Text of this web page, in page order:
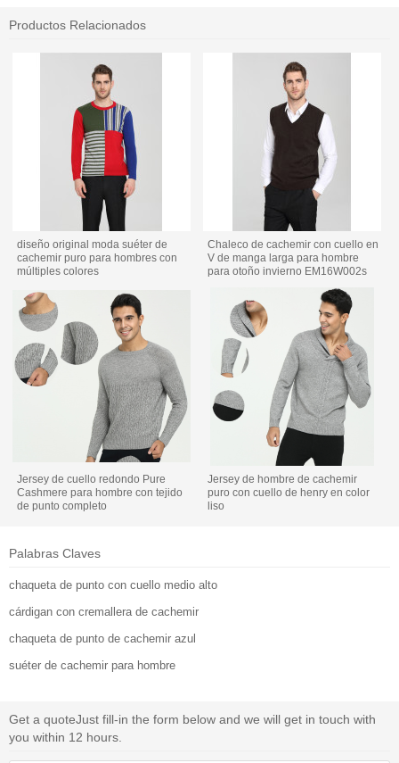
Productos Relacionados
diseño original moda suéter de
cachemir puro para hombres con
múltiples colores
Chaleco de cachemir con cuello en
V de manga larga para hombre
para otoño invierno EM16W002s
Jersey de cuello redondo Pure
Cashmere para hombre con tejido
de punto completo
Jersey de hombre de cachemir
puro con cuello de henry en color
liso
Palabras Claves
chaqueta de punto con cuello medio alto
cárdigan con cremallera de cachemir
chaqueta de punto de cachemir azul
suéter de cachemir para hombre
Get a quoteJust fill-in the form below and we will get in touch with
you within 12 hours.